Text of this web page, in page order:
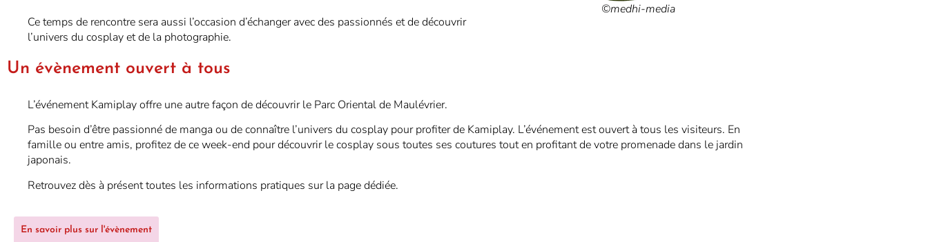
Ce temps de rencontre sera aussi l’occasion d’échanger avec des passionnés et de découvrir
l’univers du cosplay et de la photographie.
©medhi-media
Un évènement ouvert à tous
L’événement Kamiplay offre une autre façon de découvrir le Parc Oriental de Maulévrier.
Pas besoin d’être passionné de manga ou de connaître l’univers du cosplay pour profiter de Kamiplay. L’événement est ouvert à tous les visiteurs. En
famille ou entre amis, profitez de ce week-end pour découvrir le cosplay sous toutes ses coutures tout en profitant de votre promenade dans le jardin
japonais.
Retrouvez dès à présent toutes les informations pratiques sur la page dédiée.
En savoir plus sur l'évènement